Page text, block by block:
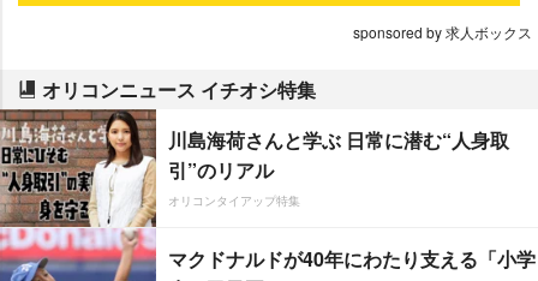
sponsored by 求人ボックス
オリコンニュース イチオシ特集
川島海荷さんと学ぶ 日常に潜む“人身取
引”のリアル
オリコンタイアップ特集
マクドナルドが40年にわたり支える「小学